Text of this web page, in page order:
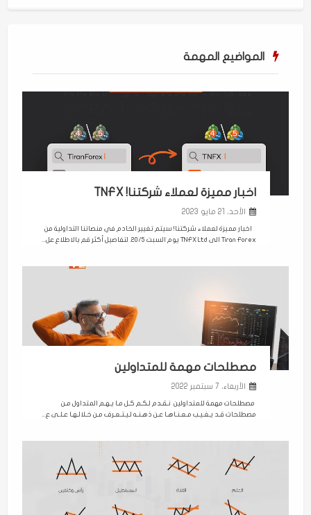
المواضيع المهمة
اخبار مميزة لعملاء شركتنا! TNFX
الأحد، 21 مايو 2023
اخبار مميزة لعملاء شركتنا! سيتم تغيير الخادم في منصاتنا التداولية من
Tiran Forex الى TNFX Ltd يوم السبت 20/5. لتفاصيل أكثر قم بالاطلاع عل...
مصطلحات مهمة للمتداولين
الأربعاء، 7 سبتمبر 2022
مصطلحات مهمة للمتداولين نـقـدم لـكـم كـل مـا يـهـم المتداول مـن
مصطلحات قـد يـغـيـب مـعـنـاهـا عـن ذهـنـه لـيـتـعـرف مـن خـلالـهـا عـلـى ع...